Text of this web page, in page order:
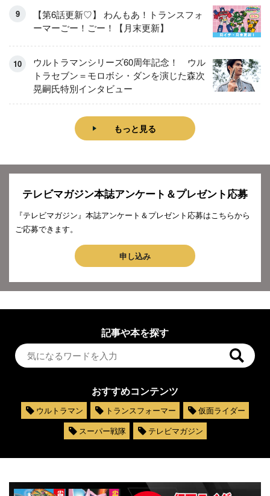
【第6話更新♡】 わんもあ！トランスフォ
ーマーごー！ごー！【月末更新】
ウルトラマンシリーズ60周年記念！ ウル
トラセブン＝モロボシ・ダンを演じた森次
晃嗣氏特別インタビュー
もっと見る
テレビマガジン本誌アンケート＆プレゼント応募
『テレビマガジン』本誌アンケート＆プレゼント応募はこちらから
ご応募できます。
申し込み
記事や本を探す
おすすめコンテンツ
ウルトラマン トランスフォーマー
仮面ライダー
スーパー戦隊
テレビマガジン